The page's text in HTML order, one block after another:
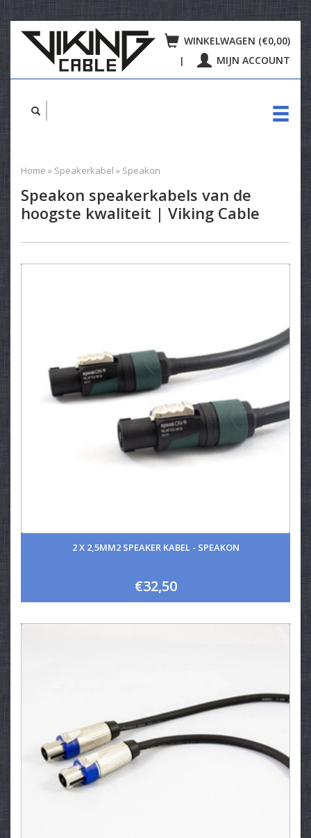
WINKELWAGEN (€0,00)
| MIJN ACCOUNT
Home » Speakerkabel » Speakon
Speakon speakerkabels van de
hoogste kwaliteit | Viking Cable
2 X 2,5MM2 SPEAKER KABEL - SPEAKON
€32,50